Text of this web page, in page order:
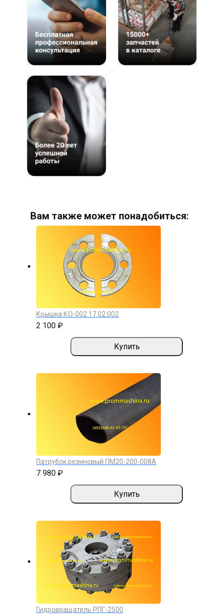
Вам также может понадобиться:
Крышка КО-002.17.02.002
2 100 ₽
Купить
Патрубок резиновый ПМ20-200-008А
7 980 ₽
Купить
Гидровращатель РПГ-2500